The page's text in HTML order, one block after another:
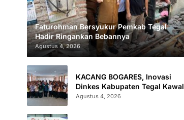
Faturohman Bersyukur Pemkab Tegal
Hadir Ringankan Bebannya
Agustus 4, 2026
KACANG BOGARES, Inovasi
Dinkes Kabupaten Tegal Kawal
Kesehatan Remaja Putri Cegah
Agustus 4, 2026